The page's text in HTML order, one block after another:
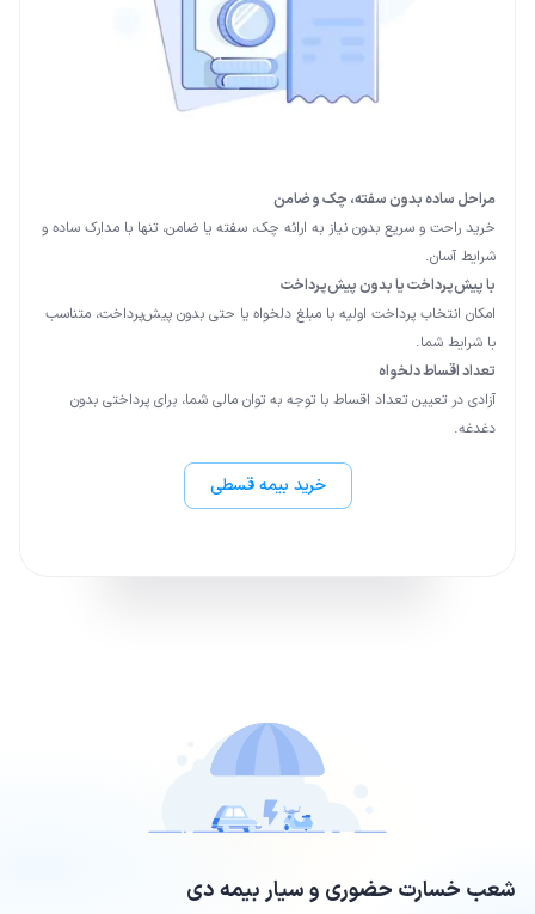
مراحل ساده بدون سفته، چک و ضامن
خرید راحت و سریع بدون نیاز به ارائه چک، سفته یا ضامن، تنها با مدارک ساده و
شرایط آسان.
با پیش‌پرداخت یا بدون پیش‌پرداخت
امکان انتخاب پرداخت اولیه با مبلغ دلخواه یا حتی بدون پیش‌پرداخت، متناسب
با شرایط شما.
تعداد اقساط دلخواه
آزادی در تعیین تعداد اقساط با توجه به توان مالی شما، برای پرداختی بدون
دغدغه.
خرید بیمه قسطی
شعب خسارت حضوری و سیار بیمهدی